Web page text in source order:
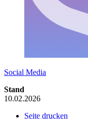
Social Media
Stand
10.02.2026
Seite drucken